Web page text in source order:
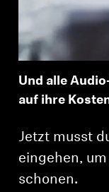
Und alle
auf ihre
Jetzt musst
eingehen,
schonen.